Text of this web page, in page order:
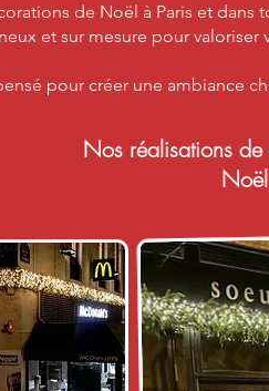
de Noël à Paris et dans
et sur mesure pour
pour créer une ambiance
Nos réalisations
Noël